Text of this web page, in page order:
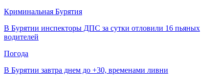
Криминальная Бурятия
В Бурятии инспекторы ДПС за сутки отловили 16 пьяных
водителей
Погода
В Бурятии завтра днем до +30, временами ливни